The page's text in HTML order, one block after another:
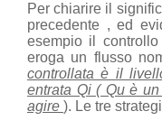
Per chiarire il
precedente , ed
esempio il
eroga un flusso
controllata è il
entrata Qi ( Qu è
agire ). Le tre